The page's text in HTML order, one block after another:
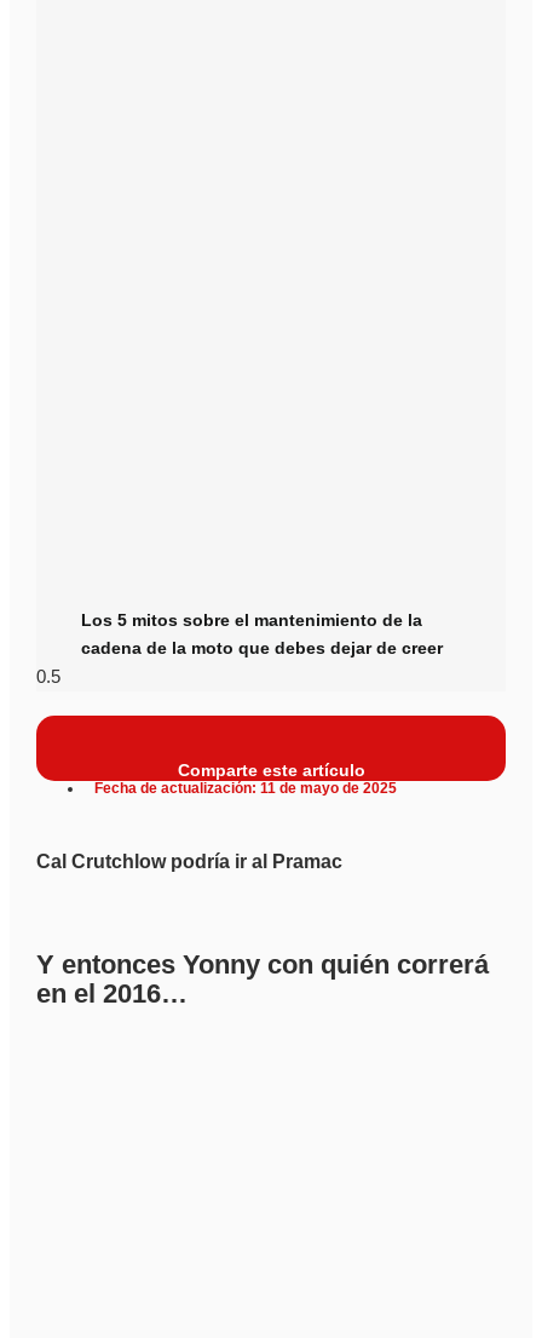
Los 5 mitos sobre el mantenimiento de la
cadena de la moto que debes dejar de creer
Comparte este artículo
Fecha de actualización: 11 de mayo de 2025
Cal Crutchlow podría ir al Pramac
Y entonces Yonny con quién correrá
en el 2016…